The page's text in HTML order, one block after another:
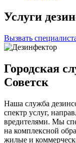
Услуги
Вызвать
Городская
Советск
Наша служба
спектр услуг,
вредителями. Мы
на комплексной
жилые и